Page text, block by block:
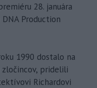
28. januára
Production
1990 dostalo na
pridelili
Richardovi